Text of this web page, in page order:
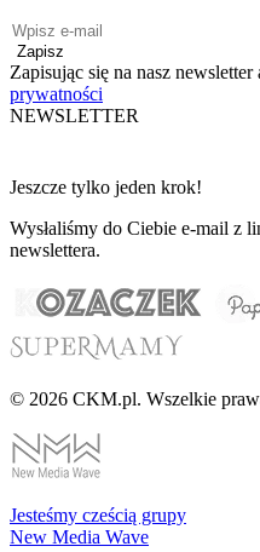
Zapisz
Zapisując się na nasz newsletter
prywatności
NEWSLETTER
Jeszcze tylko jeden krok!
Wysłaliśmy do Ciebie e-mail z
newslettera.
© 2026 CKM.pl. Wszelkie
Jesteśmy cześcią grupy
New Media Wave